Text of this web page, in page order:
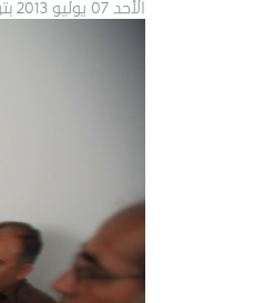
الأحد 07 يوليو 2013 بتوقيت القدس المحتلة